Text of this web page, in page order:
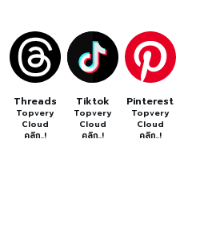
Threads
Topvery
Cloud
คลิก..!
Tiktok
Topvery
Cloud
คลิก..!
Pinterest
Topvery
Cloud
คลิก..!